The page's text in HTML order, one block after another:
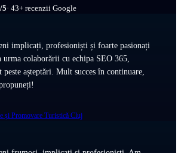
/5· 43+ recenzii Google
implicați, profesioniști și foarte pasionați
urma colaborării cu echipa SEO 365,
peste așteptări. Mult succes în continuare,
și Promovare Turistică Cluj